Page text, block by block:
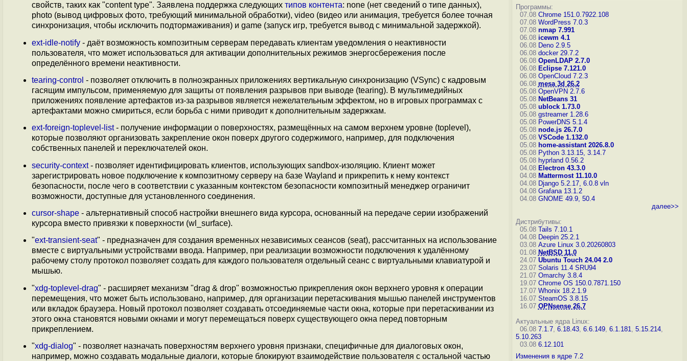
свойств, таких как "content type". Заявлена поддержка следующих типов контента: none (нет сведений о типе данных),
photo (вывод цифровых фото, требующий минимальной обработки), video (видео или анимация, требуется более точная
синхронизация, чтобы исключить подтормаживания) и game (запуск игр, требуется вывод с минимальной задержкой).
ext-idle-notify - даёт возможность композитным серверам передавать клиентам уведомления о неактивности
пользователя, что может использоваться для активации дополнительных режимов энергосбережения после
определённого времени неактивности.
tearing-control - позволяет отключить в полноэкранных приложениях вертикальную синхронизацию (VSync) с кадровым
гасящим импульсом, применяемую для защиты от появления разрывов при выводе (tearing). В мультимедийных
приложениях появление артефактов из-за разрывов является нежелательным эффектом, но в игровых программах с
артефактами можно смириться, если борьба с ними приводит к дополнительным задержкам.
ext-foreign-toplevel-list- получение информации о поверхностях, размещённых на самом верхнем уровне (toplevel),
которые позволяют организовать закрепление окон поверх другого содержимого, например, для подключения
собственных панелей и переключателей окон.
security-context- позволяет идентифицировать клиентов, использующих sandbox-изоляцию. Клиент может
зарегистрировать новое подключение к композитному серверу на базе Wayland и прикрепить к нему контекст
безопасности, после чего в соответствии с указанным контекстом безопасности композитный менеджер ограничит
возможности, доступные для установленного соединения.
cursor-shape - альтернативный способ настройки внешнего вида курсора, основанный на передаче серии изображений
курсора вместо привязки к поверхности (wl_surface).
"ext-transient-seat" - предназначен для создания временных независимых сеансов (seat), рассчитанных на использование
вместе с виртуальными устройствами ввода. Например, при реализации возможности подключения к удалённому
рабочему столу протокол позволяет создать для каждого пользователя отдельный сеанс с виртуальными клавиатурой и
мышью.
"xdg-toplevel-drag" - расширяет механизм "drag & drop" возможностью прикрепления окон верхнего уровня к операции
перемещения, что может быть использовано, например, для организации перетаскивания мышью панелей инструментов
или вкладок браузера. Новый протокол позволяет создавать отсоединяемые части окна, которые при перетаскивании из
этого окна становятся новыми окнами и могут перемещаться поверх существующего окна перед повторным
прикреплением.
"xdg-dialog" - позволяет назначать поверхностям верхнего уровня признаки, специфичные для диалоговых окон,
например, можно создавать модальные диалоги, которые блокируют взаимодействие пользователя с остальной частью
Программы:
07.08 Chrome 151.0.7922.108
07.08 WordPress 7.0.3
07.08 nmap 7.991
06.08 icewm 4.1
06.08 Deno 2.9.5
06.08 docker 29.7.2
06.08 OpenLDAP 2.7.0
06.08 Eclipse 7.121.0
06.08 OpenCloud 7.2.3
06.08 mesa 3d 26.2
05.08 OpenVPN 2.7.6
05.08 NetBeans 31
05.08 ublock 1.73.0
05.08 gstreamer 1.28.6
05.08 PowerDNS 5.1.4
05.08 node.js 26.7.0
05.08 VSCode 1.132.0
05.08 home-assistant 2026.8.0
05.08 Python 3.13.15, 3.14.7
05.08 hyprland 0.56.2
04.08 Electron 43.3.0
04.08 Mattermost 11.10.0
04.08 Django 5.2.17, 6.0.8 vln
04.08 Grafana 13.1.2
04.08 GNOME 49.9, 50.4
далее>>
Дистрибутивы:
05.08 Tails 7.10.1
04.08 Deepin 25.2.1
03.08 Azure Linux 3.0.20260803
01.08 NetBSD 11.0
24.07 Ubuntu Touch 24.04 2.0
23.07 Solaris 11.4 SRU94
21.07 Omarchy 3.8.4
19.07 Chrome OS 150.0.7871.150
17.07 Whonix 18.2.1.9
16.07 SteamOS 3.8.15
16.07 OPNsense 26.7
Актуальные ядра Linux:
06.08 7.1.7, 6.18.43, 6.6.149, 6.1.181, 5.15.214,
5.10.263
03.08 6.12.101
Изменения в ядре 7.2